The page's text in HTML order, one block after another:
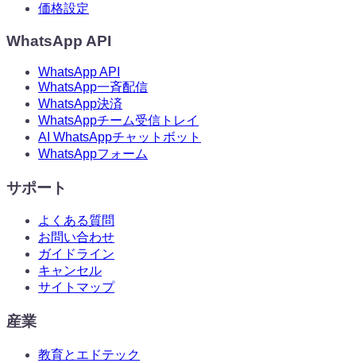
価格設定
WhatsApp API
WhatsApp API
WhatsApp一斉配信
WhatsApp決済
WhatsAppチーム受信トレイ
AI WhatsAppチャットボット
WhatsAppフォーム
サポート
よくある質問
お問い合わせ
ガイドライン
キャンセル
サイトマップ
産業
教育とエドテック